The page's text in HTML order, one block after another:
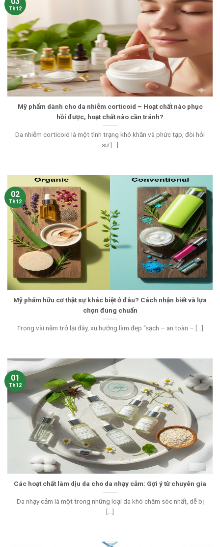
Mỹ phẩm dành cho da nhiễm corticoid – Hoạt chất nào phục
hồi được, hoạt chất nào cần tránh?
Da nhiễm corticoid là một tình trạng khó khăn và phức tạp, đòi hỏi
sự [...]
Th12
Mỹ phẩm hữu cơ thật sự khác biệt ở đâu? Cách nhận biết và lựa
chọn đúng chuẩn
Trong vài năm trở lại đây, xu hướng làm đẹp “sạch – an toàn – [...]
02
Th12
Các hoạt chất làm dịu da cho da nhạy cảm: Gợi ý từ chuyên gia
Da nhạy cảm là một trong những loại da khó chăm sóc nhất, dễ bị
[...]
01
Th12